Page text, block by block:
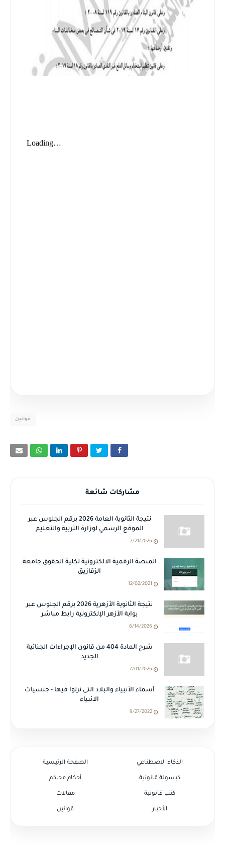
قوانين
مشاركات شائعة
نتيجة الثانوية العامة 2026 برقم الجلوس عبر
الموقع الرسمي لوزارة التربية والتعليم
7/21/2026
المنصة الرقمية الالكترونية لكلية الحقوق جامعة
الزقازيق
12/02/2021
نتيجة الثانوية الأزهرية 2026 برقم الجلوس عبر
بوابة الأزهر الإلكترونية رابط مباشر
6/14/2026
شرح المادة 404 من قانون الإجراءات الجنائية
الجديد
7/01/2026
أسماء الأنبياء والبلاد التى نزلوا فيها - جنسيات
الانبياء
9/27/2022
الصفحة الرئيسية الذكاء الاصطناعي
أحكام محاكم كبسولة قانونية
مقالات كتب قانونية
قوانين الأخبار